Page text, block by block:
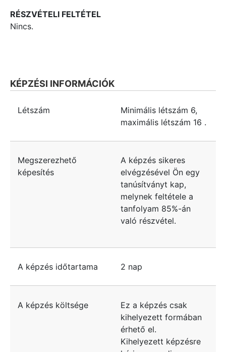
RÉSZVÉTELI FELTÉTEL
Nincs.
KÉPZÉSI INFORMÁCIÓK
Létszám Minimális létszám 6,
maximális létszám 16 .
Megszerezhető
képesítés
A képzés sikeres
elvégzésével Ön egy
tanúsítványt kap,
melynek feltétele a
tanfolyam 85%-án
való részvétel.
A képzés időtartama 2 nap
A képzés költsége
Ez a képzés csak
kihelyezett formában
érhető el.
Kihelyezett képzésre